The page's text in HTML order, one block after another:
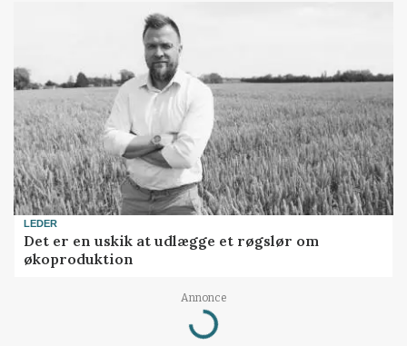
LEDER
Det er en uskik at udlægge et røgslør om
økoproduktion
Annonce
Loading...